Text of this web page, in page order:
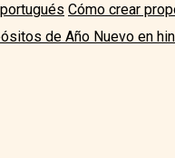
Cómo crear
de Año Nuevo en